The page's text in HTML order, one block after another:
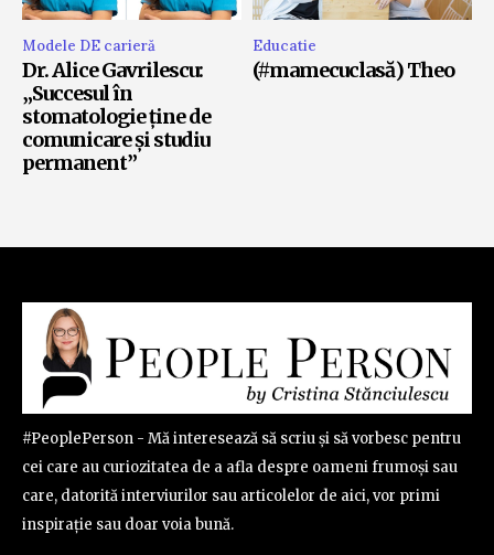
Modele DE carieră
Dr. Alice Gavrilescu:
„Succesul în
stomatologie ține de
comunicare și studiu
permanent”
Educatie
(#mamecuclasă) Theo
#PeoplePerson - Mă interesează să scriu și să vorbesc pentru
cei care au curiozitatea de a afla despre oameni frumoși sau
care, datorită interviurilor sau articolelor de aici, vor primi
inspirație sau doar voia bună.